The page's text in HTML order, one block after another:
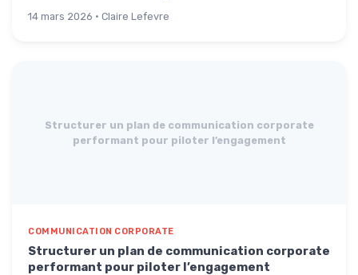
14 mars 2026 · Claire Lefevre
Structurer un plan de communication corporate
performant pour piloter l’engagement
COMMUNICATION CORPORATE
Structurer un plan de communication corporate
performant pour piloter l’engagement